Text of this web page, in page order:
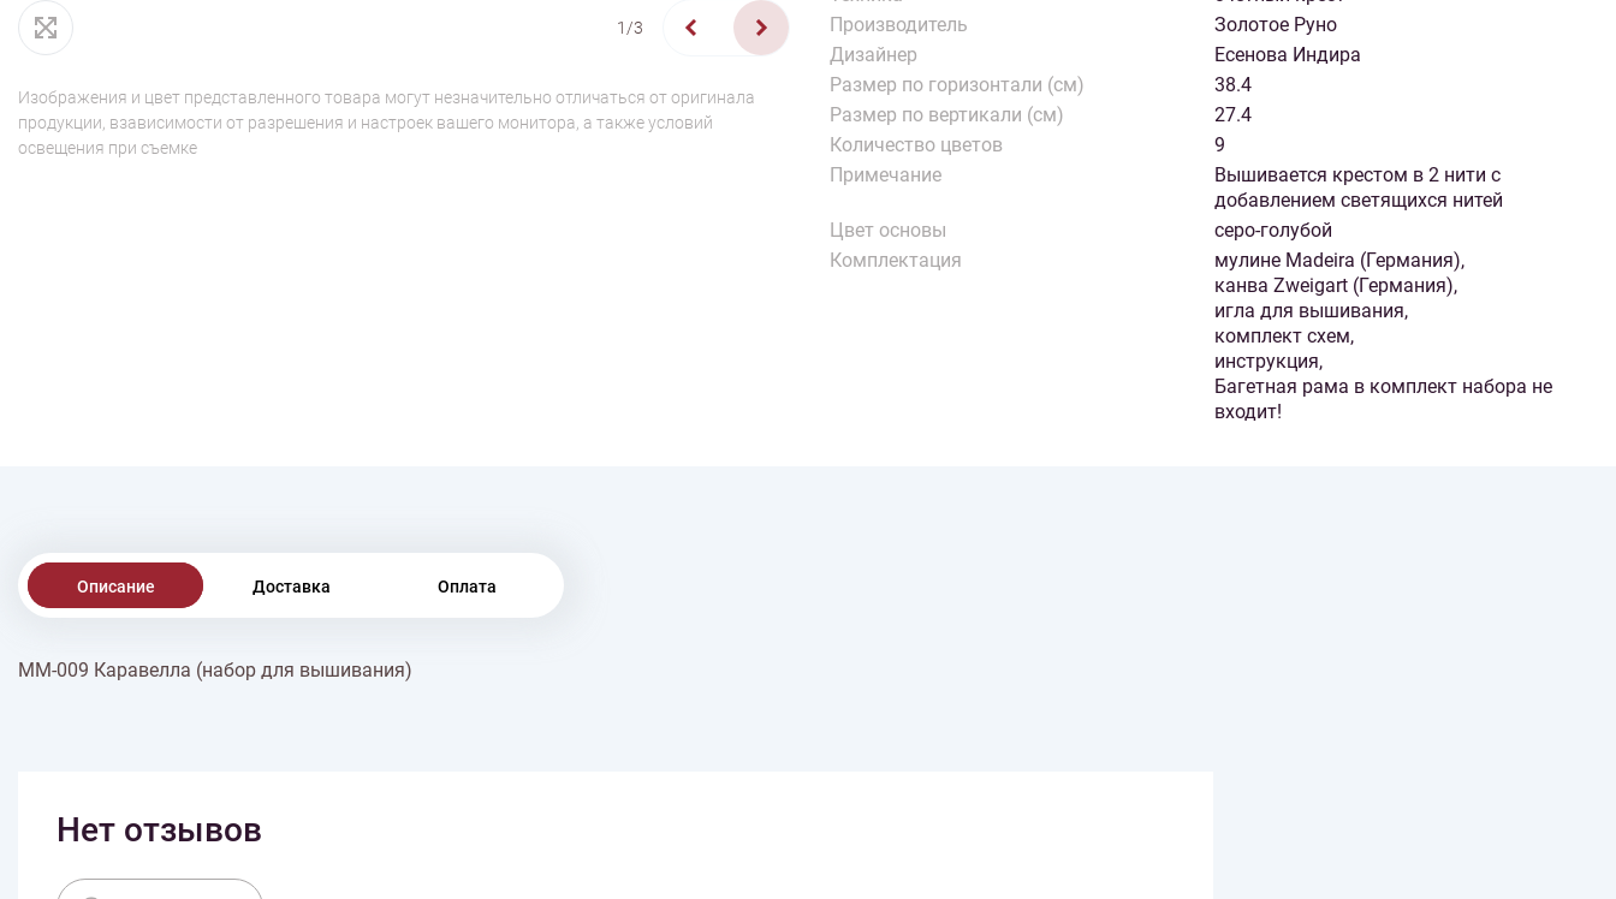
1/3
Изображения и цвет представленного товара могут незначительно отличаться от оригинала
продукции, взависимости от разрешения и настроек вашего монитора, а также условий
освещения при съемке
Производитель
Золотое Руно
Дизайнер
Есенова Индира
Размер по горизонтали (см)
38.4
Размер по вертикали (см)
27.4
Количество цветов
9
Примечание
Вышивается крестом в 2 нити с
добавлением светящихся нитей
Цвет основы
серо-голубой
Комплектация
мулине Madeira (Германия),
канва Zweigart (Германия),
игла для вышивания,
комплект схем,
инструкция,
Багетная рама в комплект набора не
входит!
Описание Доставка Оплата
ММ-009 Каравелла (набор для вышивания)
Нет отзывов